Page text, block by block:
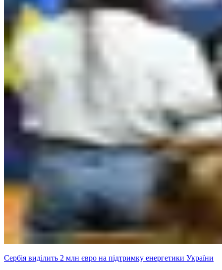
Сербія виділить 2 млн євро на підтримку енергетики України